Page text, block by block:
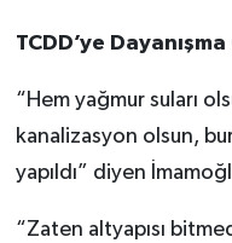
TCDD’ye Dayanışma
“Hem yağmur suları
kanalizasyon olsun,
yapıldı” diyen
“Zaten altyapısı